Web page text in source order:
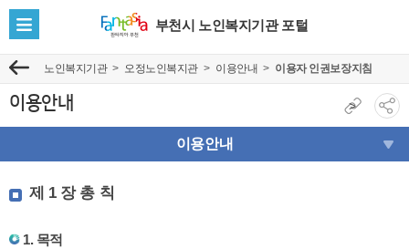
부천시 노인복지기관 포털
전
체
뉴
이
전
노인복지기관 오정노인복지관 이용안내 이용자 인권보장지침
이용안내 >현
재
소
셜
네
이용안내
이
자
제 1 장 총 칙
1. 목적